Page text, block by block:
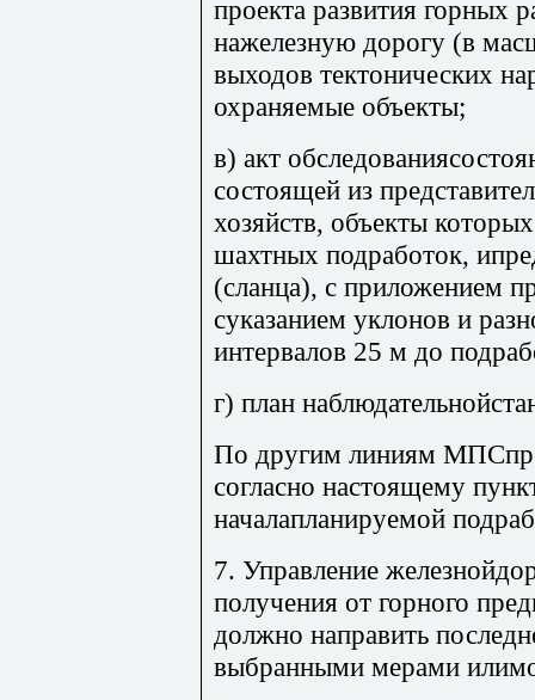
проекта развития горных
нажелезную дорогу (в
выходов тектонических
охраняемые объекты;
в) акт
состоящей из
хозяйств, объекты
шахтных подработок,
(сланца), с приложением
суказанием уклонов и
интервалов 25 м до
г) план
По другим линиям
согласно настоящему
началапланируемой
7. Управление
получения от горного
должно направить
выбранными мерами